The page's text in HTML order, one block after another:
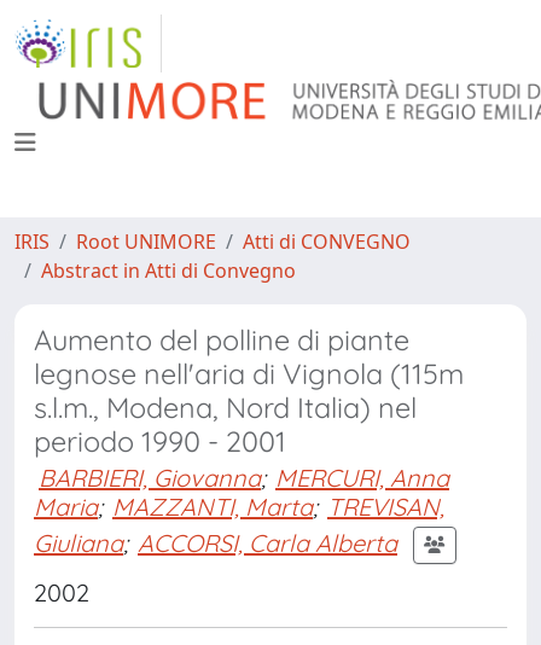
IRIS Root UNIMORE
Atti di CONVEGNO
Abstract in Atti di Convegno
Aumento del polline di piante
legnose nell'aria di Vignola (115m
s.l.m., Modena, Nord Italia) nel
periodo 1990 - 2001
BARBIERI, Giovanna; MERCURI, Anna
Maria; MAZZANTI, Marta; TREVISAN,
Giuliana; ACCORSI, Carla Alberta
2002